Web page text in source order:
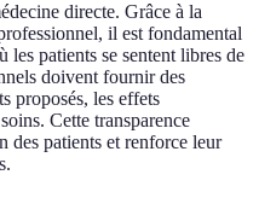
directe. Grâce à la
il est fondamental
les patients se sentent libres de
doivent fournir des
proposés, les effets
Cette transparence
des patients et renforce leur